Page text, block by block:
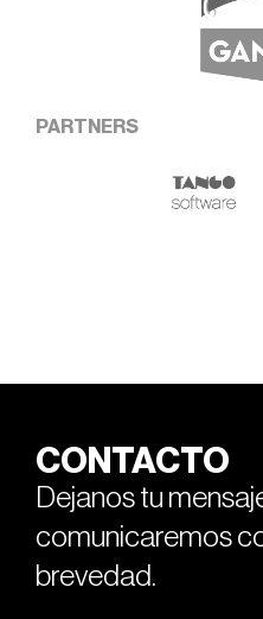
PARTNERS
CONTACTO
Dejanos tu
comunicaremos
brevedad.